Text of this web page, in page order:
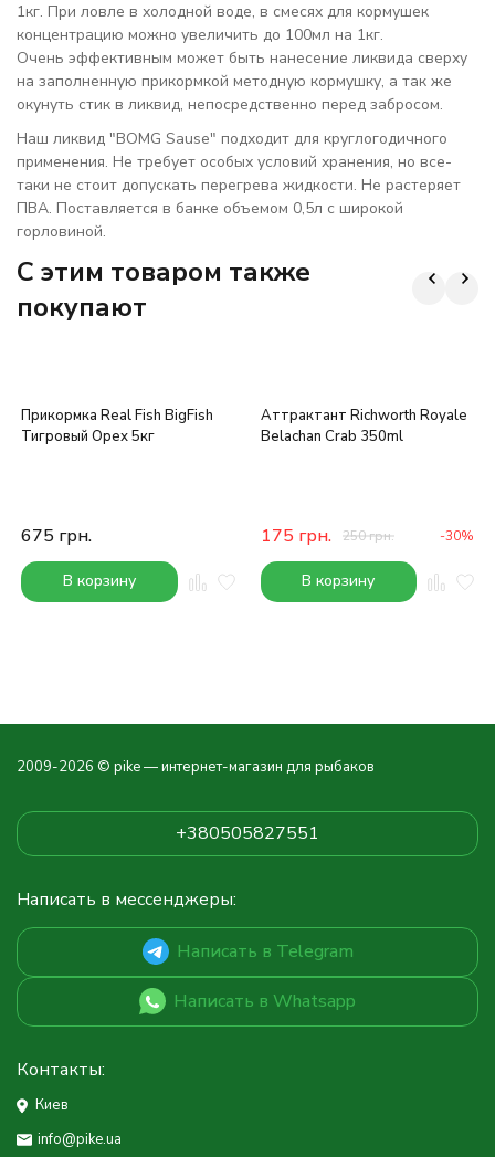
1кг. При ловле в холодной воде, в смесях для кормушек
концентрацию можно увеличить до 100мл на 1кг.
Очень эффективным может быть нанесение ликвида сверху
на заполненную прикормкой методную кормушку, а так же
окунуть стик в ликвид, непосредственно перед забросом.
Наш ликвид "BOMG Sause" подходит для круглогодичного
применения. Не требует особых условий хранения, но все-
таки не стоит допускать перегрева жидкости. Не растеряет
ПВА. Поставляется в банке объемом 0,5л с широкой
горловиной.
C этим товаром также
покупают
Прикормка Real Fish BigFish
Тигровый Орех 5кг
675 грн.
В корзину
Аттрактант Richworth Royale
Belachan Crab 350ml
175 грн. 250грн. -30%
В корзину
2009-2026 © pike — интернет-магазин для рыбаков
+380505827551
Написать в мессенджеры:
Написать в Telegram
Написать в Whatsapp
Контакты:
Киев
info@pike.ua